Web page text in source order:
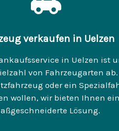
verkaufen in Uelzen
in Uelzen ist
von Fahrzeugarten ab.
oder ein
wollen, wir bieten Ihnen
Lösung.